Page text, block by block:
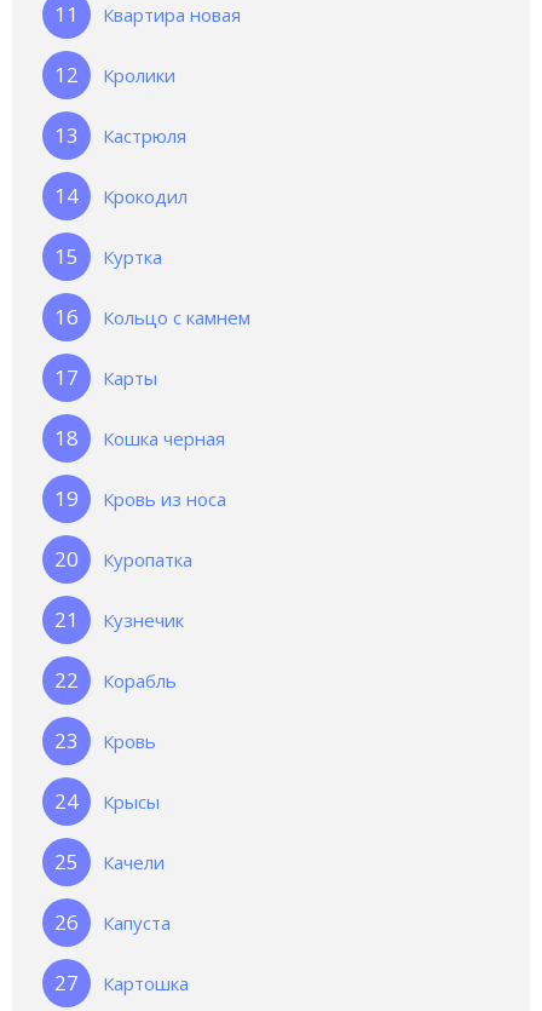
Квартира новая
Кролики
Кастрюля
Крокодил
Куртка
Кольцо с камнем
Карты
Кошка черная
Кровь из носа
Куропатка
Кузнечик
Корабль
Кровь
Крысы
Качели
Капуста
Картошка